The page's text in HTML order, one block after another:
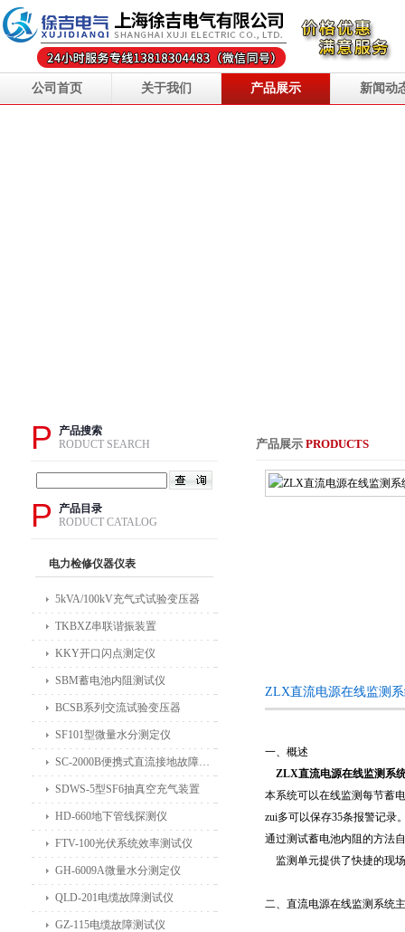
公司首页 关于我们 产品展示 新闻动
产品展示 PRODUCTS
ZLX直流电源在线监测
一、概述
ZLX直流电源在线监测系
本系统可以在线监测每节蓄
zui多可以保存35条报警记录
通过测试蓄电池内阻的方法
监测单元提供了快捷的现
二、 直流电源在线监测系统
P
产品搜索
RODUCT SEARCH
P
产品目录
RODUCT CATALOG
电力检修仪器仪表
5kVA/100kV充气式试验变压器
TKBXZ串联谐振装置
KKY开口闪点测定仪
SBM蓄电池内阻测试仪
BCSB系列交流试验变压器
SF101型微量水分测定仪
SC-2000B便携式直流接地故障检测仪
SDWS-5型SF6抽真空充气装置
HD-660地下管线探测仪
FTV-100光伏系统效率测试仪
GH-6009A微量水分测定仪
QLD-201电缆故障测试仪
GZ-115电缆故障测试仪